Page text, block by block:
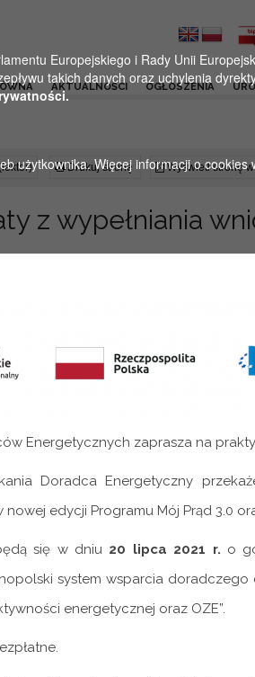
AKTUALNOŚCI OGŁOSZENIA
Drukuj stronę Wyświetl stronę
z wypełniania
Energetycznych zaprasza na
Doradca Energetyczny
edycji Programu Mój Prąd 3.0
się w dniu 20 lipca 2021 r. o
system wsparcia
energetycznej oraz OZE”.
Europejskiego i Rady Unii
takich danych oraz uchylenia
użytkownika. Więcej informacji o